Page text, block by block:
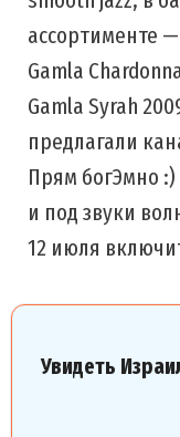
ассортименте
Gamla
Gamla Syrah
предлагали
Прям богЭмно
и под звуки
12 июля
Увидеть